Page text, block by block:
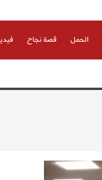
الحمل قصة نجاح